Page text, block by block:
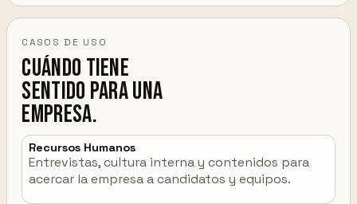
CASOS DE USO
Cuándo tiene
sentido para una
empresa.
Recursos Humanos
Entrevistas, cultura interna y contenidos para
acercar la empresa a candidatos y equipos.